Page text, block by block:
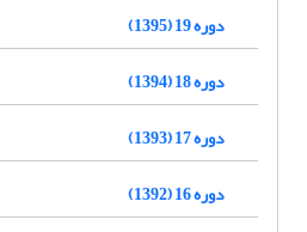
دوره 19 (1395)
دوره 18 (1394)
دوره 17 (1393)
دوره 16 (1392)